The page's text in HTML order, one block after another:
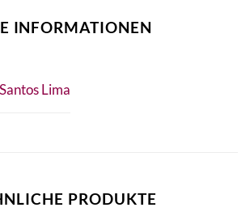
INFORMATIONEN
Lima
PRODUKTE